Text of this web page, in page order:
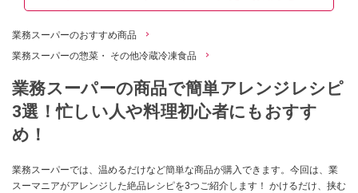
業務スーパーのおすすめ商品
業務スーパーの惣菜・ その他冷蔵冷凍食品
業務スーパーの商品で簡単アレンジレシピ
3選！忙しい人や料理初心者にもおすす
め！
業務スーパーでは、温めるだけなど簡単な商品が購入できます。今回は、業
スーマニアがアレンジした絶品レシピを3つご紹介します！ かけるだけ、挟む